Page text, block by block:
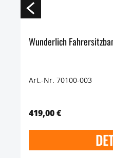
Wunderlich
Art.-Nr. 70100-003
419,00 €